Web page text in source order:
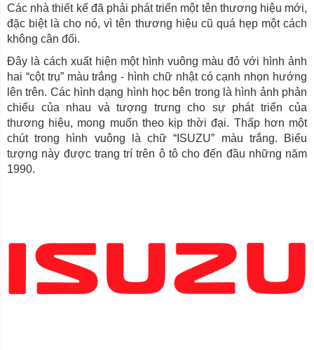
Các nhà thiết kế đã phải phát triển một tên thương hiệu mới,
đặc biệt là cho nó, vì tên thương hiệu cũ quá hẹp một cách
không cân đối.
Đây là cách xuất hiện một hình vuông màu đỏ với hình ảnh
hai “cột trụ” màu trắng - hình chữ nhật có cạnh nhọn hướng
lên trên. Các hình dạng hình học bên trong là hình ảnh phản
chiếu của nhau và tượng trưng cho sự phát triển của
thương hiệu, mong muốn theo kịp thời đại. Thấp hơn một
chút trong hình vuông là chữ “ISUZU” màu trắng. Biểu
tượng này được trang trí trên ô tô cho đến đầu những năm
1990.